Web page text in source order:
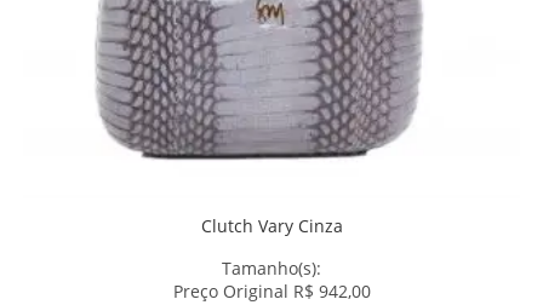
Clutch Vary Cinza
Tamanho(s):
Preço Original R$ 942,00